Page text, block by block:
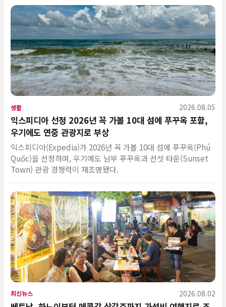
생활 2026.08.05
익스피디아 선정 2026년 꼭 가볼 10대 섬에 푸꾸옥 포함,
우기에도 연중 관광지로 부상
익스피디아(Expedia)가 2026년 꼭 가볼 10대 섬에 푸꾸옥(Phú
Quốc)을 선정하며, 우기에도 남부 푸꾸옥과 선셋 타운(Sunset
Town) 관광 경쟁력이 재조명됐다.
최신뉴스 2026.08.02